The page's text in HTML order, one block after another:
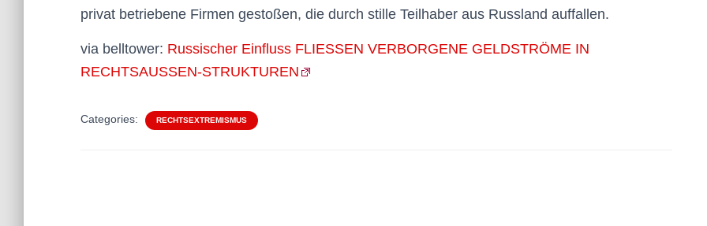
privat betriebene Firmen gestoßen, die durch stille Teilhaber aus Russland auffallen.
via belltower: Russischer Einfluss FLIESSEN VERBORGENE GELDSTRÖME IN
RECHTSAUSSEN-STRUKTUREN
Categories: RECHTSEXTREMISMUS